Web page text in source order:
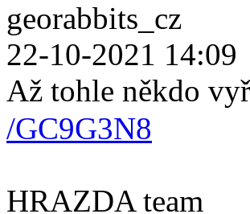
georabbits_cz
22-10-2021 14:09
Až tohle někdo
/GC9G3N8
HRAZDA team